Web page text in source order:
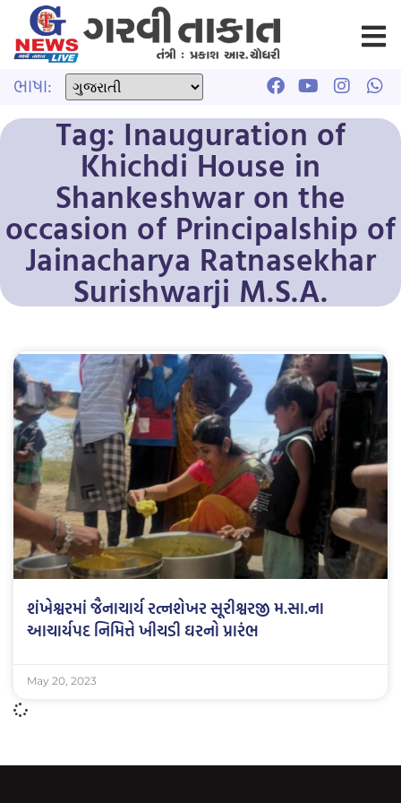
ભાષા:
Tag: Inauguration of
Khichdi House in
Shankeshwar on the
occasion of Principalship of
Jainacharya Ratnasekhar
Surishwarji M.S.A.
શંખેશ્વરમાં જૈનાચાર્ય રત્નશેખર સૂરીશ્વરજી મ.સા.ના
આચાર્યપદ નિમિત્તે ખીચડી ઘરનો પ્રારંભ
May 20, 2023